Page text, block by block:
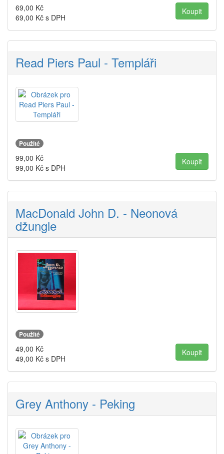
69,00 Kč
69,00 Kč s DPH
Read Piers Paul - Templáři
Použité
99,00 Kč
99,00 Kč s DPH
MacDonald John D. - Neonová
džungle
Použité
49,00 Kč
49,00 Kč s DPH
Grey Anthony - Peking